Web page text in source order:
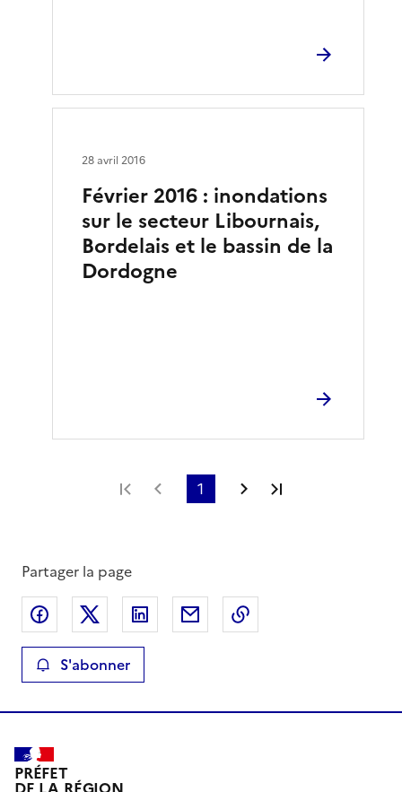
Février 2016 : inondations
sur le secteur Libournais,
Bordelais et le bassin de la
Dordogne
28 avril 2016
Première page
Page précédente
1 Page suivante
Partager la page
Partager sur Facebook
Partager sur XPartager sur LinkedIn
Partager par email
S'abonner
PRÉFET